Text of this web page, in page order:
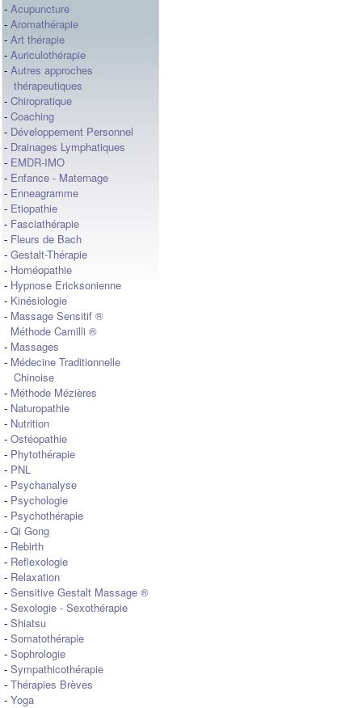
- Acupuncture
- Aromathérapie
- Art thérapie
- Auriculothérapie
- Autres approches
thérapeutiques
- Chiropratique
- Coaching
- Développement Personnel
- Drainages Lymphatiques
- EMDR-IMO
- Enfance - Maternage
- Enneagramme
- Etiopathie
- Fasciathérapie
- Fleurs de Bach
- Gestalt-Thérapie
- Homéopathie
- Hypnose Ericksonienne
- Kinésiologie
- Massage Sensitif ®
Méthode Camilli ®
- Massages
- Médecine Traditionnelle
Chinoise
- Méthode Mézières
- Naturopathie
- Nutrition
- Ostéopathie
- Phytothérapie
- PNL
- Psychanalyse
- Psychologie
- Psychothérapie
- Qi Gong
- Rebirth
- Reflexologie
- Relaxation
- Sensitive Gestalt Massage ®
- Sexologie - Sexothérapie
- Shiatsu
- Somatothérapie
- Sophrologie
- Sympathicothérapie
- Thérapies Brèves
- Yoga